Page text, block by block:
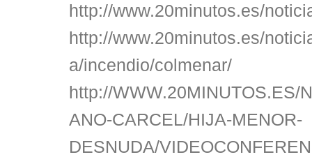
http://www.20minutos.es/
http://www.20minutos.es/
a/incendio/colmenar/
http://WWW.20MINUTOS.ES/
ANO-CARCEL/HIJA-MENOR-
DESNUDA/